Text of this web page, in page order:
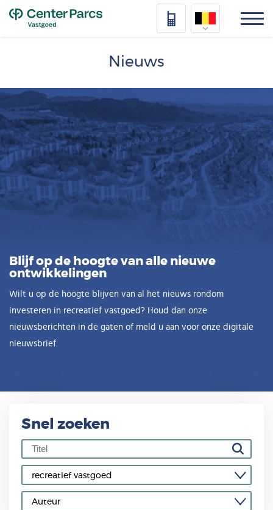
Français
Vlaams
Nieuws
Blijf op de hoogte van alle nieuwe
ontwikkelingen
Wilt u op de hoogte blijven van al het nieuws rondom
investeren in recreatief vastgoed? Houd dan onze
nieuwsberichten in de gaten of meld u aan voor onze digitale
nieuwsbrief.
Snel zoeken